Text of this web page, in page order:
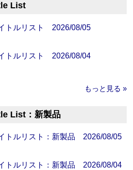
List
トルリスト 2026/08/05
トルリスト 2026/08/04
もっと見る »
List：新製品
トルリスト：新製品 2026/08/05
トルリスト：新製品 2026/08/04